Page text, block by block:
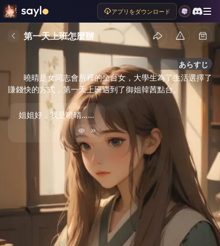
アプリをダウンロード
第一天上班怎麼辦
あらすじ
曉晴是女同志會所裡的坐台女，大學生為了生活選擇了
賺錢快的方式，第一天上班遇到了御姐韓茜點台。
姐姐好，我是曉晴……